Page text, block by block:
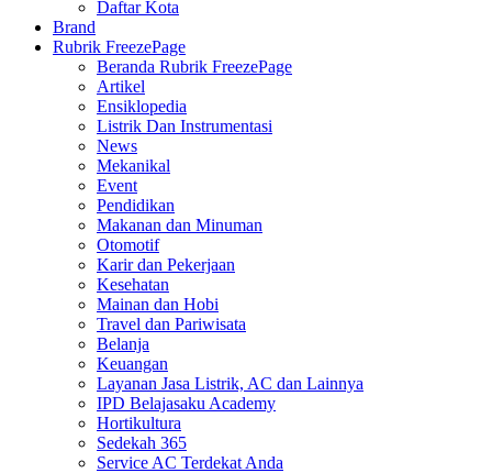
Daftar Kota
Brand
Rubrik FreezePage
Beranda Rubrik FreezePage
Artikel
Ensiklopedia
Listrik Dan Instrumentasi
News
Mekanikal
Event
Pendidikan
Makanan dan Minuman
Otomotif
Karir dan Pekerjaan
Kesehatan
Mainan dan Hobi
Travel dan Pariwisata
Belanja
Keuangan
Layanan Jasa Listrik, AC dan Lainnya
IPD Belajasaku Academy
Hortikultura
Sedekah 365
Service AC Terdekat Anda